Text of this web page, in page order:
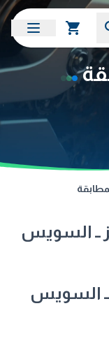
ــ السويس
ــ السويس